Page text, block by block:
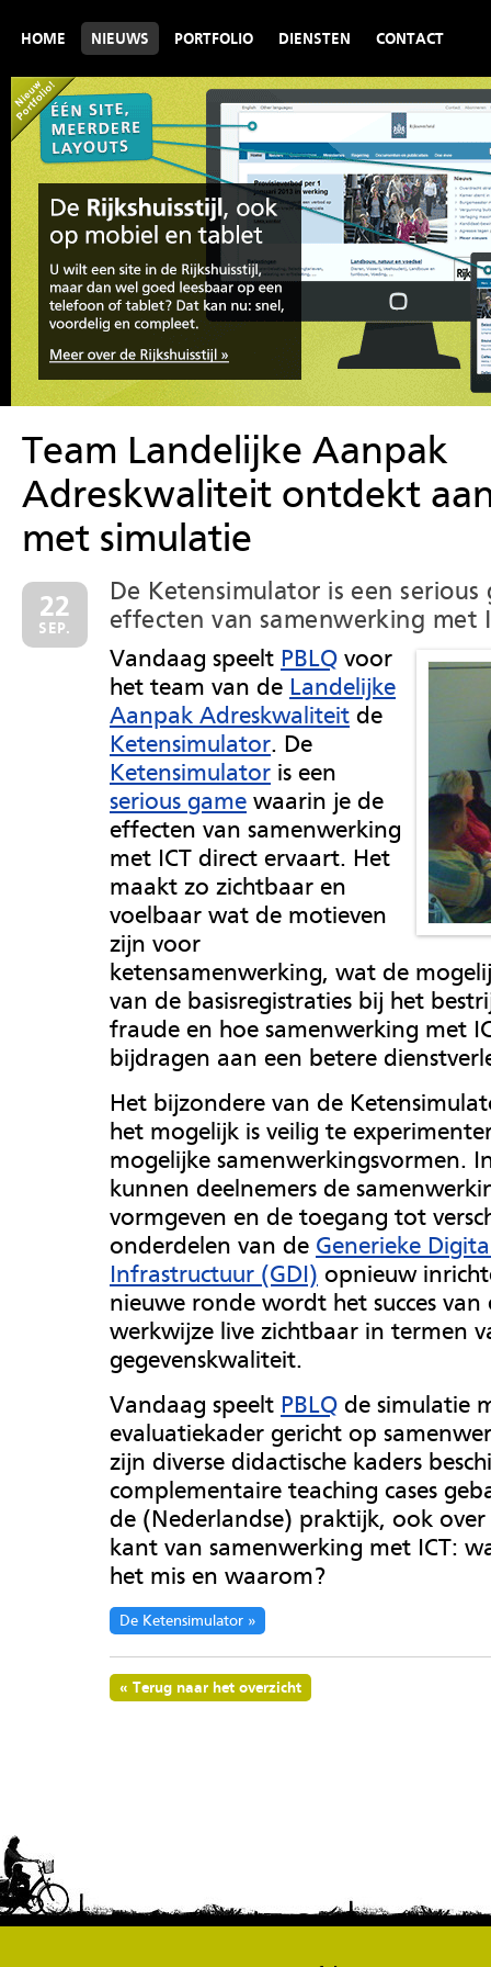
HOME NIEUWS PORTFOLIO DIENSTEN CONTACT
Team Landelijke Aanpak
Adreskwaliteit ontdekt
met simulatie
22
SEP.
De Ketensimulator is een
effecten van samenwerking met
Vandaag speelt PBLQ voor
het team van de Landelijke
Aanpak Adreskwaliteit de
Ketensimulator. De
Ketensimulator is een
serious game waarin je de
effecten van samenwerking
met ICT direct ervaart. Het
maakt zo zichtbaar en
voelbaar wat de motieven
zijn voor
ketensamenwerking, wat de
van de basisregistraties bij het
fraude en hoe samenwerking met
bijdragen aan een betere
Het bijzondere van de
het mogelijk is veilig te
mogelijke samenwerkingsvormen.
kunnen deelnemers de
vormgeven en de toegang tot
onderdelen van de Generieke
Infrastructuur (GDI) opnieuw
nieuwe ronde wordt het succes van
werkwijze live zichtbaar in termen
gegevenskwaliteit.
Vandaag speelt PBLQ de simulatie
evaluatiekader gericht op
zijn diverse didactische kaders
complementaire teaching cases
de (Nederlandse) praktijk, ook
kant van samenwerking met ICT:
het mis en waarom?
De Ketensimulator
Terug naar het overzicht